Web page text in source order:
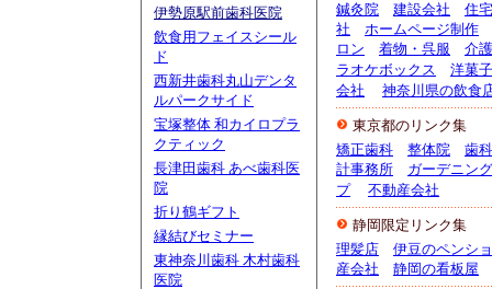
伊勢原駅前歯科医院
飲食用フェイスシール
ド
西新井歯科丸山デンタ
ルパークサイド
宝塚整体 和カイロプラ
クティック
長津田歯科 あべ歯科医
院
折り鶴ギフト
縁結びセミナー
東神奈川歯科 木村歯科
医院
鍼灸院
建設会社
住
社
ホームページ制作
ロン
着物・呉服
介
ラオケボックス
洋菓
会社
神奈川県の飲食
東京都のリンク集
矯正歯科
整体院
歯
計事務所
ガーデニング
プ
不動産会社
静岡限定リンク集
理髪店
伊豆のペンシ
産会社
静岡の看板屋